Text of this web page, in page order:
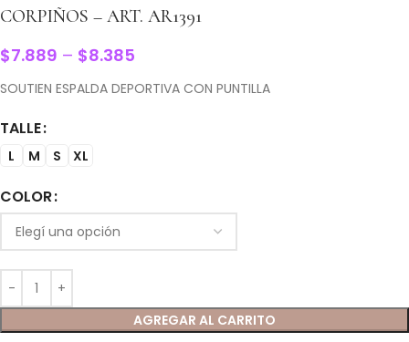
CORPIÑOS – ART. AR1391
$7.889 – $8.385
SOUTIEN ESPALDA DEPORTIVA CON PUNTILLA
TALLE
L M S XL
COLOR
AGREGAR AL CARRITO